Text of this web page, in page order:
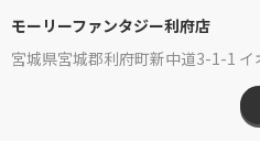
モーリーファンタジー利府店
宮城県宮城郡利府町新中道3-1-1